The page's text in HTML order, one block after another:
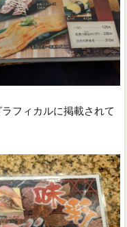
フィカルに掲載されて